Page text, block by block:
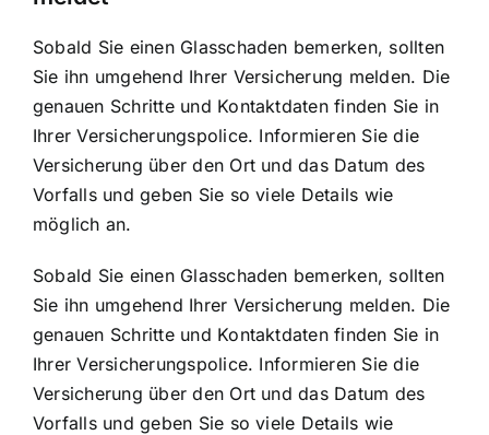
Sobald Sie einen Glasschaden bemerken, sollten
Sie ihn umgehend Ihrer Versicherung melden. Die
genauen Schritte und Kontaktdaten finden Sie in
Ihrer Versicherungspolice. Informieren Sie die
Versicherung über den Ort und das Datum des
Vorfalls und geben Sie so viele Details wie
möglich an.
Sobald Sie einen Glasschaden bemerken, sollten
Sie ihn umgehend Ihrer Versicherung melden. Die
genauen Schritte und Kontaktdaten finden Sie in
Ihrer Versicherungspolice. Informieren Sie die
Versicherung über den Ort und das Datum des
Vorfalls und geben Sie so viele Details wie